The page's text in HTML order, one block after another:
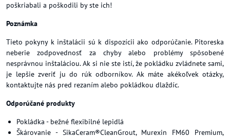
poškriabali a poškodili by ste ich!
Poznámka
Tieto pokyny k inštalácii sú k dispozícii ako odporúčanie. Pitoreska
neberie zodpovednosť za chyby alebo problémy spôsobené
nesprávnou inštaláciou. Ak si nie ste istí, že pokládku zvládnete sami,
je lepšie zveriť ju do rúk odborníkov. Ak máte akékoľvek otázky,
kontaktujte nás pred rezaním alebo pokládkou dlaždíc.
Odporúčané produkty
Pokládka - bežné flexibilné lepidlá
Škárovanie - SikaCeram®CleanGrout, Murexin FM60 Premium,